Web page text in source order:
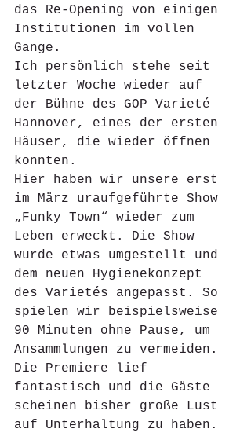
das Re-Opening von einigen
Institutionen im vollen
Gange.
Ich persönlich stehe seit
letzter Woche wieder auf
der Bühne des GOP Varieté
Hannover, eines der ersten
Häuser, die wieder öffnen
konnten.
Hier haben wir unsere erst
im März uraufgeführte Show
„Funky Town“ wieder zum
Leben erweckt. Die Show
wurde etwas umgestellt und
dem neuen Hygienekonzept
des Varietés angepasst. So
spielen wir beispielsweise
90 Minuten ohne Pause, um
Ansammlungen zu vermeiden.
Die Premiere lief
fantastisch und die Gäste
scheinen bisher große Lust
auf Unterhaltung zu haben.